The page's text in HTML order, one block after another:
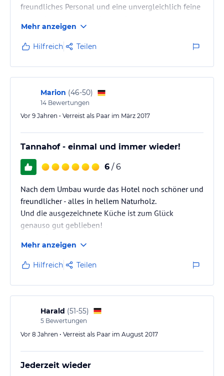
freundliches Personal und eine unvergleichlich feine
Mehr anzeigen
Hilfreich Teilen
Marion (46-50)
14 Bewertungen
Vor 9 Jahren • Verreist als Paar im März 2017
Tannahof - einmal und immer wieder!
6 / 6
Nach dem Umbau wurde das Hotel noch schöner und
freundlicher - alles in hellem Naturholz.
Und die ausgezeichnete Küche ist zum Glück
genauso gut geblieben!
umgesetzt.
Die neue Sauna mit Frischluftbereich runden das eh
gute Angebot vollends ab.
Mehr anzeigen
Hilfreich Teilen
Harald (51-55)
5 Bewertungen
Vor 8 Jahren • Verreist als Paar im August 2017
Jederzeit wieder